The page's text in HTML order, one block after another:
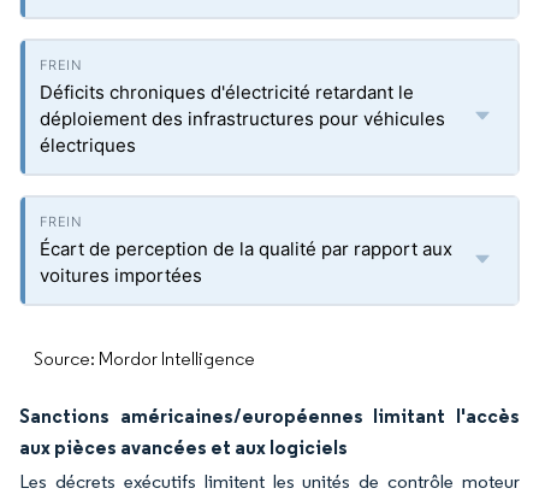
Déficits chroniques d'électricité retardant le
déploiement des infrastructures pour véhicules
électriques
Écart de perception de la qualité par rapport aux
voitures importées
Source: Mordor Intelligence
Sanctions américaines/européennes limitant l'accès
aux pièces avancées et aux logiciels
Les décrets exécutifs limitent les unités de contrôle moteur